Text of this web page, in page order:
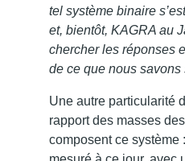
tel système binaire
et, bientôt, KAGRA au
chercher les réponses
de ce que nous
Une autre particularité
rapport des masses
composent ce système